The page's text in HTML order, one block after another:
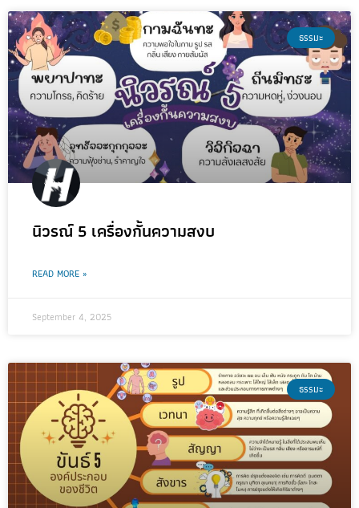
ธรรมะ
นิวรณ์ 5 เครื่องกั้นความสงบ
READ MORE »
September 4, 2025
ธรรมะ